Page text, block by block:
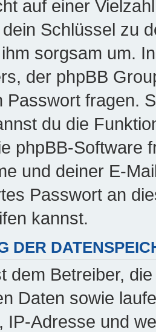
auf einer
Schlüssel zu
sorgsam um.
der phpBB
Passwort fragen.
du die
phpBB-Software
und deiner E-
Passwort an
kannst.
DER
dem Betreiber,
Daten sowie
IP-Adresse und